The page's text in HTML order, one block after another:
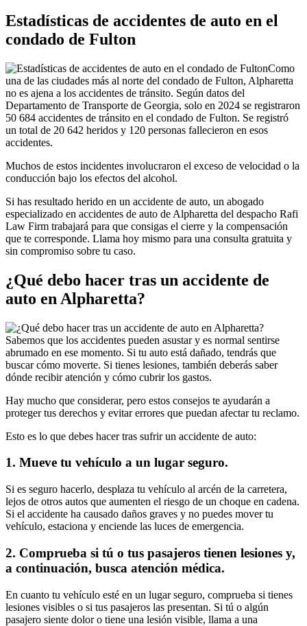
Estadísticas de accidentes de auto en el
condado de Fulton
Como
una de las ciudades más al norte del condado de Fulton, Alpharetta
no es ajena a los accidentes de tránsito. Según datos del
Departamento de Transporte de Georgia, solo en 2024 se registraron
50 684 accidentes de tránsito en el condado de Fulton. Se registró
un total de 20 642 heridos y 120 personas fallecieron en esos
accidentes.
Muchos de estos incidentes involucraron el exceso de velocidad o la
conducción bajo los efectos del alcohol.
Si has resultado herido en un accidente de auto, un abogado
especializado en accidentes de auto de Alpharetta del despacho Rafi
Law Firm trabajará para que consigas el cierre y la compensación
que te corresponde. Llama hoy mismo para una consulta gratuita y
sin compromiso sobre tu caso.
¿Qué debo hacer tras un accidente de
auto en Alpharetta?
Sabemos que los accidentes pueden asustar y es normal sentirse
abrumado en ese momento. Si tu auto está dañado, tendrás que
buscar cómo moverte. Si tienes lesiones, también deberás saber
dónde recibir atención y cómo cubrir los gastos.
Hay mucho que considerar, pero estos consejos te ayudarán a
proteger tus derechos y evitar errores que puedan afectar tu reclamo.
Esto es lo que debes hacer tras sufrir un accidente de auto:
1. Mueve tu vehículo a un lugar seguro.
Si es seguro hacerlo, desplaza tu vehículo al arcén de la carretera,
lejos de otros autos que aumenten el riesgo de un choque en cadena.
Si el accidente ha causado daños graves y no puedes mover tu
vehículo, estaciona y enciende las luces de emergencia.
2. Comprueba si tú o tus pasajeros tienen lesiones y,
a continuación, busca atención médica.
En cuanto tu vehículo esté en un lugar seguro, comprueba si tienes
lesiones visibles o si tus pasajeros las presentan. Si tú o algún
pasajero siente dolor o tiene una lesión visible, llama a una